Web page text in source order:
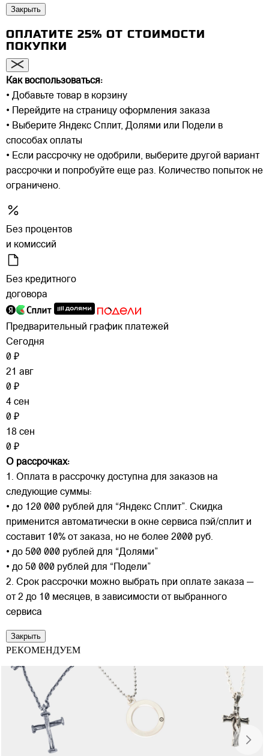
Закрыть
ОПЛАТИТЕ 25% ОТ СТОИМОСТИ
ПОКУПКИ
Как воспользоваться:
• Добавьте товар в корзину
• Перейдите на страницу оформления заказа
• Выберите Яндекс Сплит, Долями или Подели в
способах оплаты
• Если рассрочку не одобрили, выберите другой вариант
рассрочки и попробуйте еще раз. Количество попыток не
ограничено.
Без процентов
и комиссий
Без кредитного
договора
Предварительный график платежей
Сегодня
0 ₽
21 авг
0 ₽
4 сен
0 ₽
18 сен
0 ₽
О рассрочках:
1. Оплата в рассрочку доступна для заказов на
следующие суммы:
• до 120 000 рублей для “Яндекс Сплит”. Скидка
применится автоматически в окне сервиса пэй/сплит и
составит 10% от заказа, но не более 2000 руб.
• до 500 000 рублей для “Долями”
• до 50 000 рублей для “Подели”
2. Срок рассрочки можно выбрать при оплате заказа —
от 2 до 10 месяцев, в зависимости от выбранного
сервиса
Закрыть
РЕКОМЕНДУЕМ